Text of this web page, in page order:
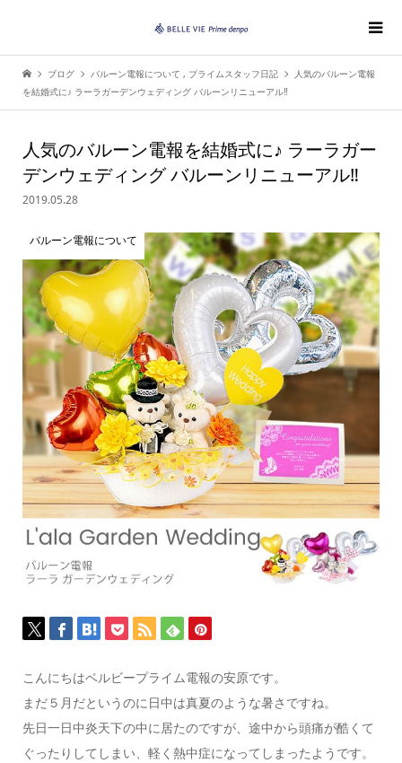
ブログ バルーン電報について , プライムスタッフ日記
人気のバルーン電報
を結婚式に♪ ラーラガーデンウェディング バルーンリニューアル‼︎
人気のバルーン電報を結婚式に♪ ラーラガー
デンウェディング バルーンリニューアル‼︎
2019.05.28
バルーン電報について
こんにちはベルビープライム電報の安原です。
まだ５月だというのに日中は真夏のような暑さですね。
先日一日中炎天下の中に居たのですが、途中から頭痛が酷くて
ぐったりしてしまい、軽く熱中症になってしまったようです。